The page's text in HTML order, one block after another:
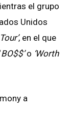
el grupo
Unidos
, en el que
BO$$’o ‘Worth
a